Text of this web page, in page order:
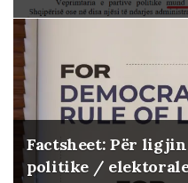
Factsheet: Për
politike /